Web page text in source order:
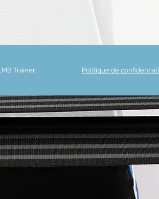
Politique de
Trainer.